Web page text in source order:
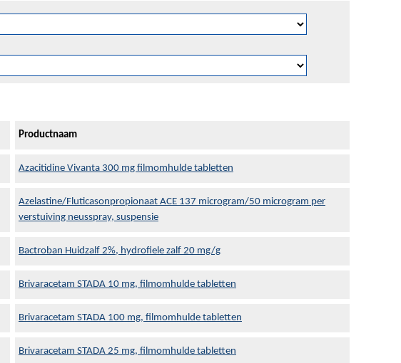
Productnaam
Azacitidine Vivanta 300 mg filmomhulde tabletten
Azelastine/Fluticasonpropionaat ACE 137 microgram/50 microgram per
verstuiving neusspray, suspensie
Bactroban Huidzalf 2%, hydrofiele zalf 20 mg/g
Brivaracetam STADA 10 mg, filmomhulde tabletten
Brivaracetam STADA 100 mg, filmomhulde tabletten
Brivaracetam STADA 25 mg, filmomhulde tabletten